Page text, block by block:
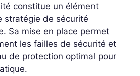
constitue un élément
stratégie de sécurité
Sa mise en place permet
les failles de sécurité et
de protection optimal pour